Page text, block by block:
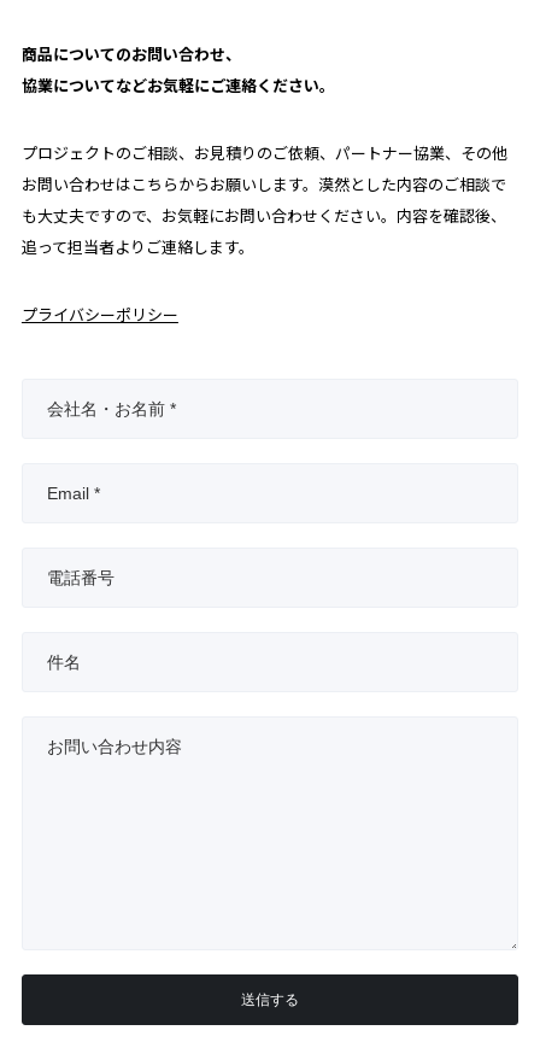
商品についてのお問い合わせ、
協業についてなどお気軽にご連絡ください。​
プロジェクトのご相談、お見積りのご依頼、パートナー協業、その他
お問い合わせはこちらからお願いします。漠然とした内容のご相談で
も大丈夫ですので、お気軽にお問い合わせください。内容を確認後、
追って担当者よりご連絡します。
プライバシーポリシー